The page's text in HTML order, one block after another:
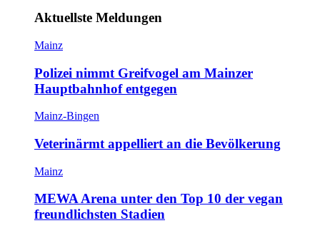
Aktuellste Meldungen
Mainz
Polizei nimmt Greifvogel am Mainzer
Hauptbahnhof entgegen
Mainz-Bingen
Veterinärmt appelliert an die Bevölkerung
Mainz
MEWA Arena unter den Top 10 der vegan
freundlichsten Stadien